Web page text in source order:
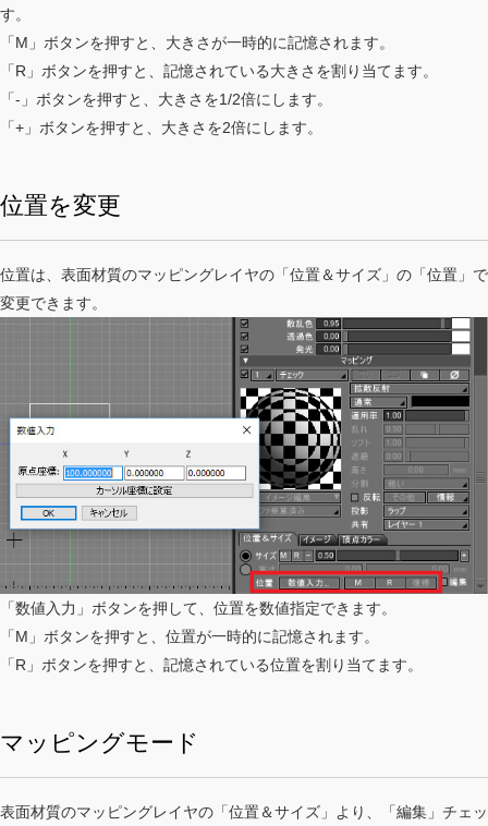
す。
「M」ボタンを押すと、大きさが一時的に記憶されます。
「R」ボタンを押すと、記憶されている大きさを割り当てます。
「-」ボタンを押すと、大きさを1/2倍にします。
「+」ボタンを押すと、大きさを2倍にします。
位置を変更
位置は、表面材質のマッピングレイヤの「位置＆サイズ」の「位置」で
変更できます。
「数値入力」ボタンを押して、位置を数値指定できます。
「M」ボタンを押すと、位置が一時的に記憶されます。
「R」ボタンを押すと、記憶されている位置を割り当てます。
マッピングモード
表面材質のマッピングレイヤの「位置＆サイズ」より、「編集」チェッ